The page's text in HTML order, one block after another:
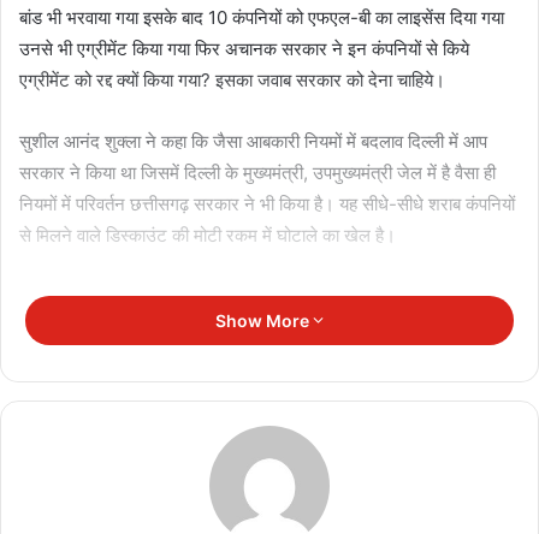
बांड भी भरवाया गया इसके बाद 10 कंपनियों को एफएल-बी का लाइसेंस दिया गया
उनसे भी एग्रीमेंट किया गया फिर अचानक सरकार ने इन कंपनियों से किये
एग्रीमेंट को रद्द क्यों किया गया? इसका जवाब सरकार को देना चाहिये।
सुशील आनंद शुक्ला ने कहा कि जैसा आबकारी नियमों में बदलाव दिल्ली में आप
सरकार ने किया था जिसमें दिल्ली के मुख्यमंत्री, उपमुख्यमंत्री जेल में है वैसा ही
नियमों में परिवर्तन छत्तीसगढ़ सरकार ने भी किया है। यह सीधे-सीधे शराब कंपनियों
से मिलने वाले डिस्काउंट की मोटी रकम में घोटाले का खेल है।
Show More